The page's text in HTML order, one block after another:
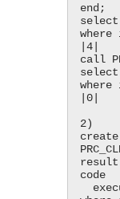
end;
|4|
call
|0|
2)
result
code